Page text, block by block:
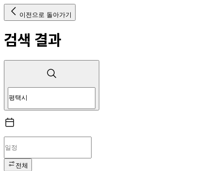
이전으로 돌아가기
검색 결과
전체